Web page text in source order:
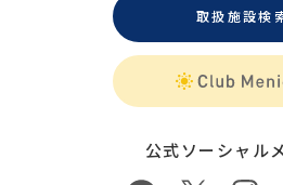
取扱施設検
公式ソーシャル